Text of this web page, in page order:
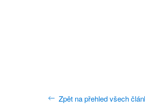
Zpět na přehled všech